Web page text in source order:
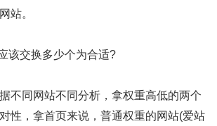
站。
交换多少个为合适?
同网站不同分析，拿权重高低的两个
性，拿首页来说，普通权重的网站(爱站